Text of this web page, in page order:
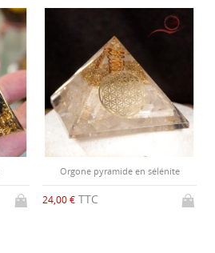
Orgone pyramide en sélénite
24,00 € TTC